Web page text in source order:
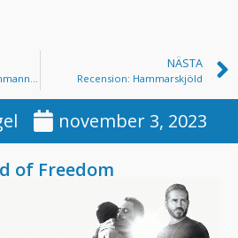
NÄSTA
Recension: Hammarskjöld
november 3, 2023
of Freedom